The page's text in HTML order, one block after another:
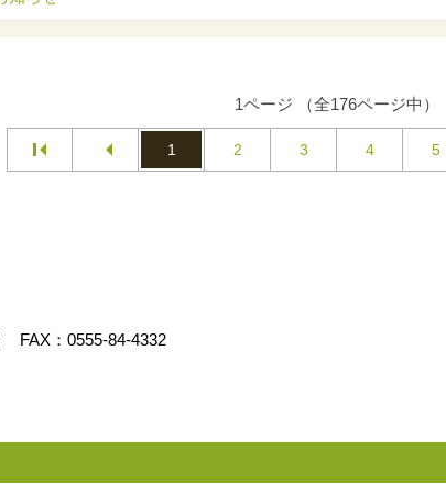
1ページ （全176ページ中）
1 2 3 4 5
FAX：0555-84-4332